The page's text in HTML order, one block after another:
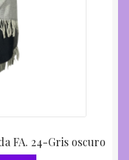
FA. 24-Gris oscuro